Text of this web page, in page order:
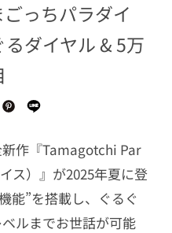
っちパラダイ
ダイヤル & 5万
作『Tamagotchi Par
ス）』が2025年夏に登
能”を搭載し、ぐるぐ
ルまでお世話が可能